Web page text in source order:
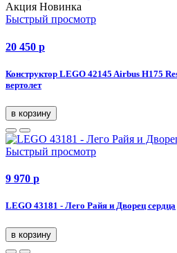
Акция Новинка
Быстрый просмотр
20 450 p
Конструктор LEGO 42145 Airbus H175
вертолет
в корзину
Быстрый просмотр
9 970 p
LEGO 43181 - Лего Райя и Дворец сердца
в корзину